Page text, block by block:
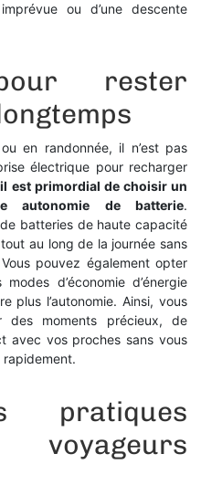
ou d’une descente
rester
en randonnée, il n’est pas
électrique pour recharger
il est primordial de choisir un
autonomie de batterie.
batteries de haute capacité
au long de la journée sans
pouvez également opter
d’économie d’énergie
plus l’autonomie. Ainsi, vous
des moments précieux, de
avec vos proches sans vous
pratiques